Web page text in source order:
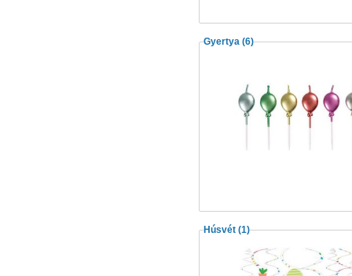
Gyertya(6)
Húsvét(1)